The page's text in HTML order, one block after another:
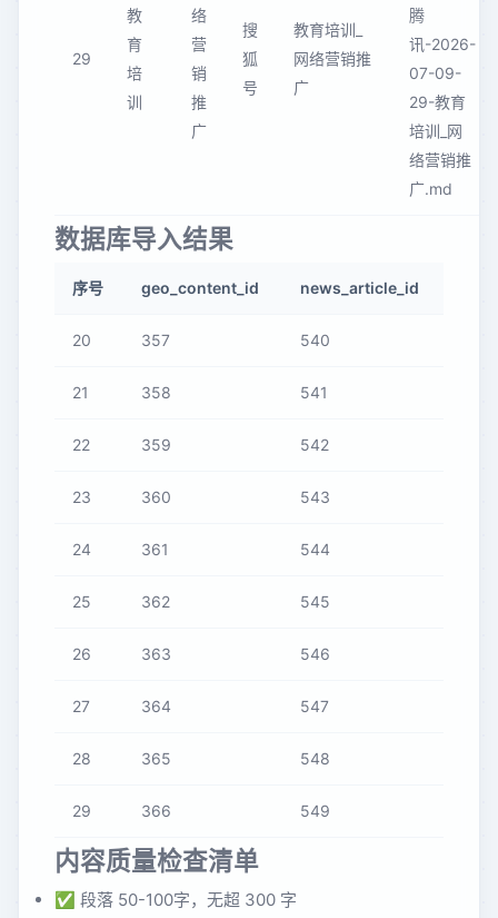
29
教
育
培
训
络
营
销
推
广
搜
狐
号
教育培训_
网络营销推
广
腾
讯-2026-
07-09-
29-教育
培训_网
络营销推
广.md
数据库导入结果
序号 geo_content_id news_article_id
20 357 540
21 358 541
22 359 542
23 360 543
24 361 544
25 362 545
26 363 546
27 364 547
28 365 548
29 366 549
内容质量检查清单
✅ 段落 50-100字，无超 300 字